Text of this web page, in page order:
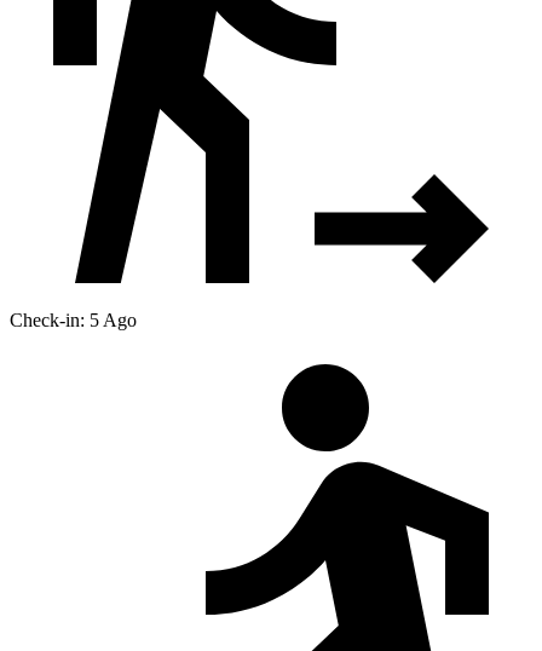
Check-in: 5 Ago